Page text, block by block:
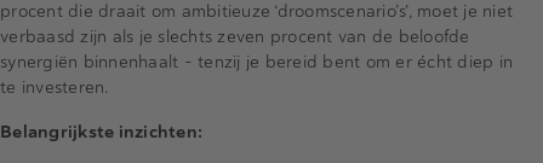
procent die draait om ambitieuze ‘droomscenario’s’, moet je niet
verbaasd zijn als je slechts zeven procent van de beloofde
synergiën binnenhaalt – tenzij je bereid bent om er écht diep in
te investeren.
Belangrijkste inzichten: